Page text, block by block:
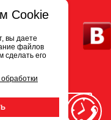
данных
Cookie
вы даете
файлов
сделать его